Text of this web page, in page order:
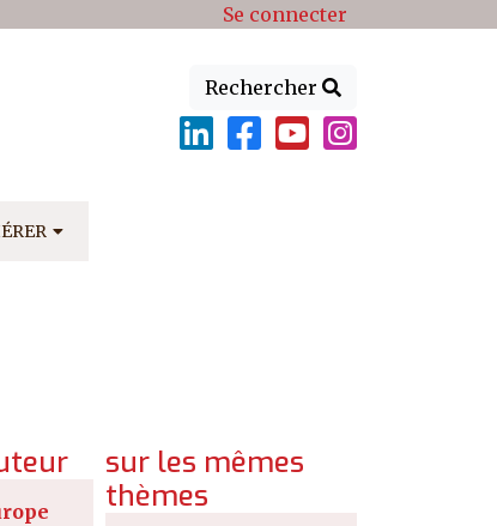
Se connecter
Rechercher
sur les mêmes
thèmes